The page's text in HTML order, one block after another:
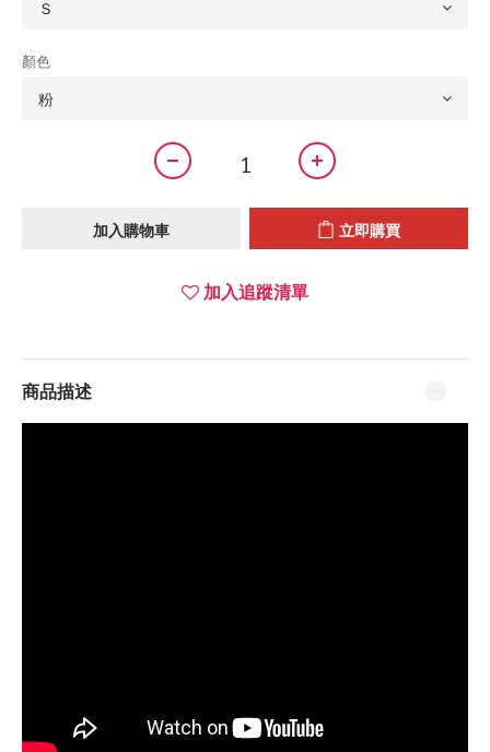
顏色
加入購物車 立即購買
加入追蹤清單
商品描述